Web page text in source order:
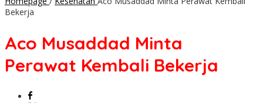
Bekerja
Aco Musaddad Minta
Perawat Kembali Bekerja